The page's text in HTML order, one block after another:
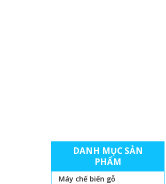
DANH MỤC SẢN
PHẨM
Máy chế biến gỗ